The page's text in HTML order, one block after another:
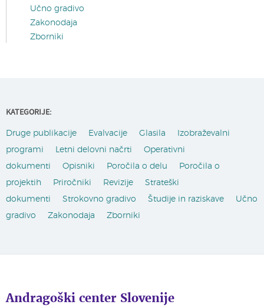
Učno gradivo
Zakonodaja
Zborniki
KATEGORIJE:
Druge publikacije Evalvacije Glasila
Izobraževalni
programi
Letni delovni načrti
Operativni
dokumenti
Opisniki Poročila o delu
Poročila o
projektih
Priročniki Revizije
Strateški
dokumenti
Strokovno gradivo Študije in raziskave
Učno
gradivo
Zakonodaja Zborniki
Andragoški center Slovenije